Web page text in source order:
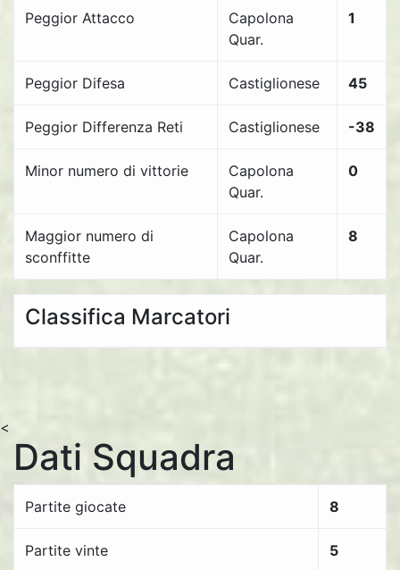
Peggior Attacco
Capolona
Quar.
1
Peggior Difesa Castiglionese 45
Peggior Differenza Reti Castiglionese -38
Minor numero di vittorie
Capolona
Quar.
0
Maggior numero di
sconffitte
Capolona
Quar.
8
Classifica Marcatori
<
Dati Squadra
Partite giocate 8
Partite vinte 5